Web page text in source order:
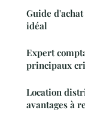
Guide
idéal
Expert
principaux
Location
avantages à